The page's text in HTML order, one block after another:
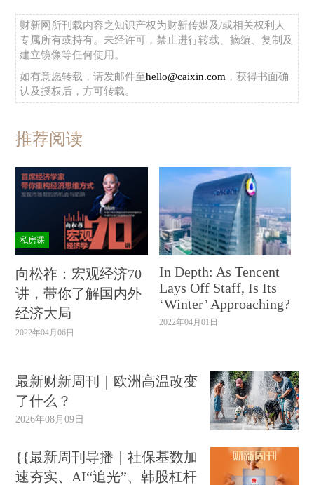
财新网所刊载内容之知识产权为财新传媒及/或相关权利人
专属所有或持有。未经许可，禁止进行转载、摘编、复制及
建立镜像等任何使用。
如有意愿转载，请发邮件至hello@caixin.com ，获得书面确
认及授权后，方可转载。
推荐阅读
私房课
向松祚：宏观经济70
讲，带你了解国内外
经济大局
2022年04月06日
In Depth: As Tencent
Lays Off Staff, Is Its
‘Winter’ Approaching?
2022年04月01日
最新财新周刊｜欧洲高温改变
了什么？
2026年08月09日
{{最新周刊导播｜社保基数加
速夯实、AI“追光”、韩股杠杆